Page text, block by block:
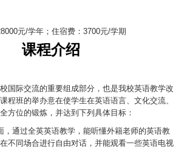
元/学年；住宿费：3700元/学期
课程介绍
国际交流的重要组成部分，也是我校英语教学改
程班的举办意在使学生在英语语言、文化交流、
方位的锻炼，并达到下列具体目标：
，通过全英英语教学，能听懂外籍老师的英语教
不同场合进行自由对话，并能观看一些英语电视